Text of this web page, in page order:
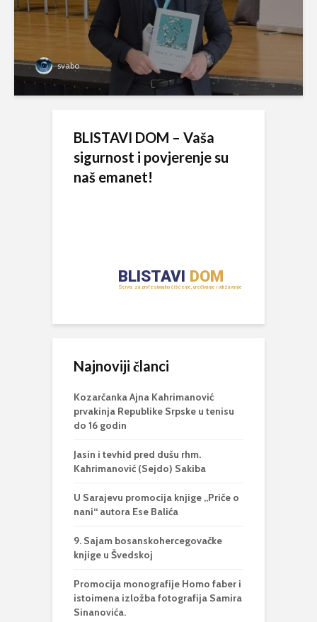
svabo
BLISTAVI DOM – Vaša
sigurnost i povjerenje su
naš emanet!
Najnoviji članci
Kozarčanka Ajna Kahrimanović
prvakinja Republike Srpske u tenisu
do 16 godin
Jasin i tevhid pred dušu rhm.
Kahrimanović (Sejdo) Sakiba
U Sarajevu promocija knjige „Priče o
nani“ autora Ese Balića
9. Sajam bosanskohercegovačke
knjige u Švedskoj
Promocija monografije Homo faber i
istoimena izložba fotografija Samira
Sinanovića.